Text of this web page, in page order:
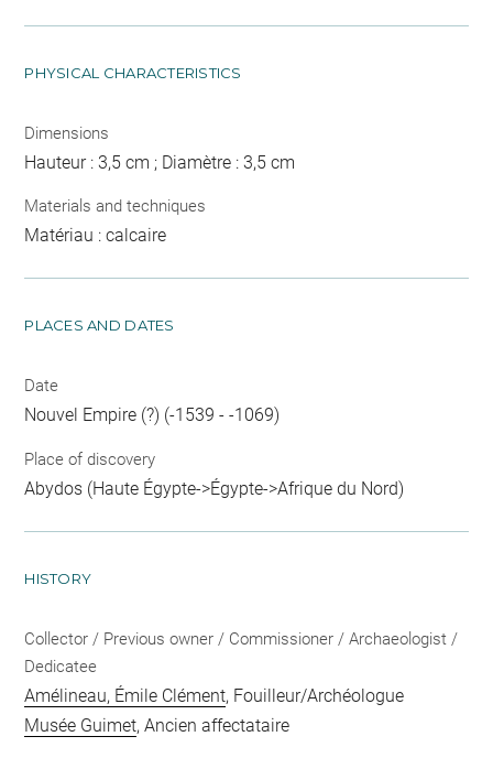
PHYSICAL CHARACTERISTICS
Dimensions
Hauteur : 3,5 cm ; Diamètre : 3,5 cm
Materials and techniques
Matériau : calcaire
PLACES AND DATES
Date
Nouvel Empire (?) (-1539 - -1069)
Place of discovery
Abydos (Haute Égypte->Égypte->Afrique du Nord)
HISTORY
Collector / Previous owner / Commissioner / Archaeologist /
Dedicatee
Amélineau, Émile Clément, Fouilleur/Archéologue
Musée Guimet, Ancien affectataire